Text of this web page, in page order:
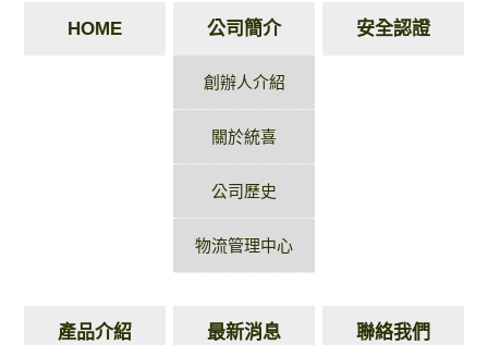
HOME 公司簡介
創辦人介紹
關於統喜
公司歷史
物流管理中心
安全認證
產品介紹 最新消息 聯絡我們